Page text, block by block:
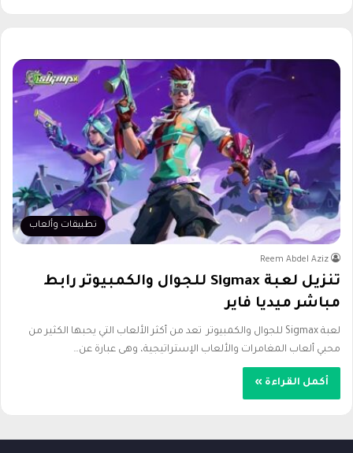
تطبيقات وألعاب
Reem Abdel Aziz
تنزيل لعبة Sigmax للجوال والكمبيوتر رابط
مباشر ميديا فاير
لعبة Sigmax للجوال والكمبيوتر تعد من أكثر الألعاب التي يحبها الكثير من
محبي ألعاب المغامرات والألعاب الإستراتيجية، وهى عبارة عن…
أكمل القراءة »